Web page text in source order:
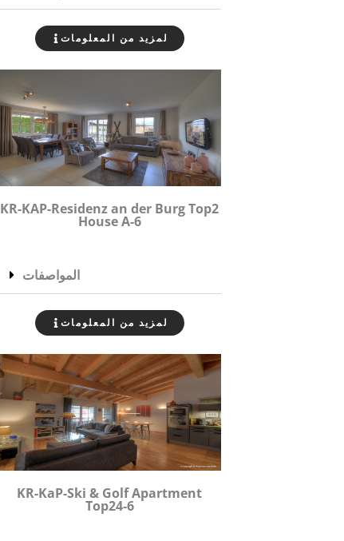
لمزيد من المعلومات
KR-KAP-Residenz an der Burg Top2
House A-6
المواصفات
لمزيد من المعلومات
KR-KaP-Ski & Golf Apartment
Top24-6